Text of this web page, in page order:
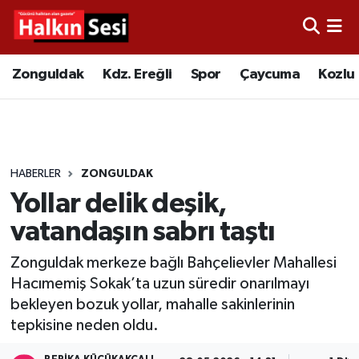
Zonguldak Kdz. Ereğli Spor Çaycuma Kozlu
HABERLER ZONGULDAK
Yollar delik deşik,
vatandaşın sabrı taştı
Zonguldak merkeze bağlı Bahçelievler Mahallesi
Hacımemiş Sokak’ta uzun süredir onarılmayı
bekleyen bozuk yollar, mahalle sakinlerinin
tepkisine neden oldu.
Video
Çaycuma
Alaplı
Asayiş
Bartın
Merkez Hava Durumu
Tüm Manşetler
Son Dakika Haberleri
Haber Arşivi